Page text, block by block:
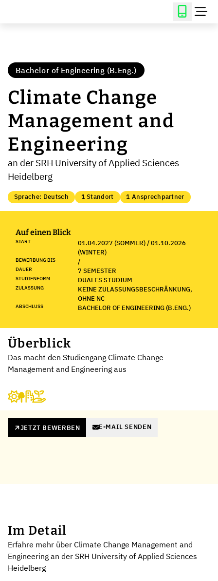
Bachelor of Engineering (B.Eng.)
Climate Change
Management and
Engineering
an der SRH University of Applied Sciences
Heidelberg
Sprache: Deutsch 1 Standort 1 Ansprechpartner
Auf einen Blick
START
01.04.2027 (SOMMER) / 01.10.2026
(WINTER)
BEWERBUNG BIS /
DAUER 7 SEMESTER
STUDIENFORM DUALES STUDIUM
ZULASSUNG
KEINE ZULASSUNGSBESCHRÄNKUNG,
OHNE NC
ABSCHLUSS BACHELOR OF ENGINEERING (B.ENG.)
Überblick
Das macht den Studiengang Climate Change
Management and Engineering aus
JETZT BEWERBEN E-MAIL SENDEN
Im Detail
Erfahre mehr über Climate Change Management and
Engineering an der SRH University of Applied Sciences
Heidelberg